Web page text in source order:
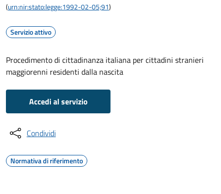
(urn:nir:stato:legge:1992-02-05;91)
Servizio attivo
Procedimento di cittadinanza italiana per cittadini stranieri
maggiorenni residenti dalla nascita
Accedi al servizio
Condividi
Normativa di riferimento